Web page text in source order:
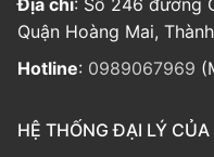
Quận Hoàng Mai,
Hotline: 0989067969
HỆ THỐNG ĐẠI LÝ CỦA